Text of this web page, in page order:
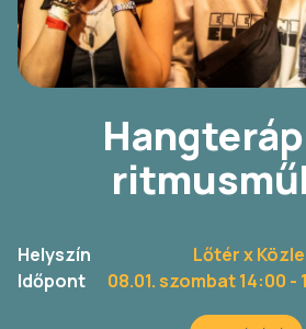
Helyszín
Lőtér x
Időpont
08.01. szombat 14:00 -